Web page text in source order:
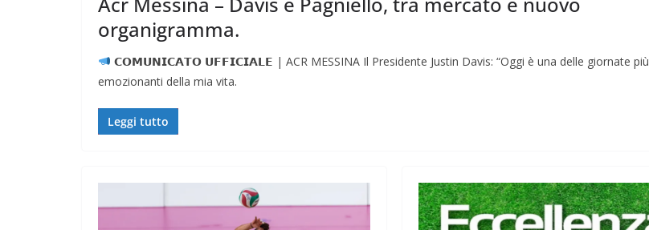
organigramma.
𝗖𝗢𝗠𝗨𝗡𝗜𝗖𝗔𝗧𝗢 𝗨𝗙𝗙𝗜𝗖𝗜𝗔𝗟𝗘 | ACR MESSINA Il Presidente Justin Davis: “Oggi è una delle giornate più
emozionanti della mia vita.
Leggi tutto